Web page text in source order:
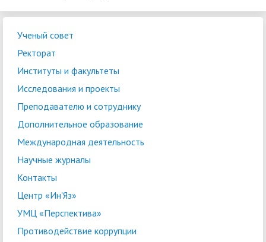
Ученый совет
Ректорат
Институты и факультеты
Исследования и проекты
Преподавателю и сотруднику
Дополнительное образование
Международная деятельность
Научные журналы
Контакты
Центр «Ин'Яз»
УМЦ «Перспектива»
Противодействие коррупции